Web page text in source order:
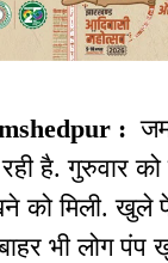
:
है. गुरुवार
को मिली. खुले
भी लोग